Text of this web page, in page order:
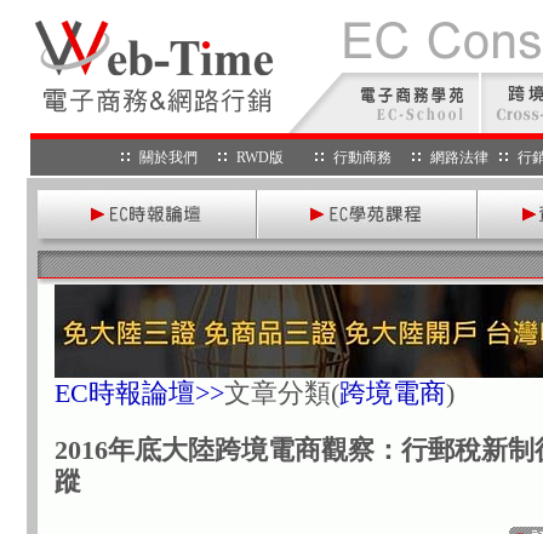
關於我們 RWD版 行動商務 網路法律 行
EC時報論壇>>文章分類(跨境電商)
2016年底大陸跨境電商觀察：行郵稅新
蹤